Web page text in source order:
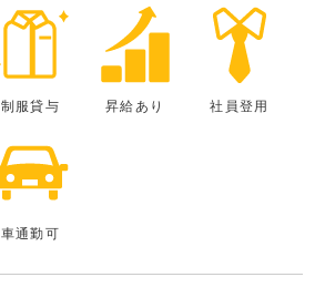
制服貸与 昇給あり 社員登用
車通勤可